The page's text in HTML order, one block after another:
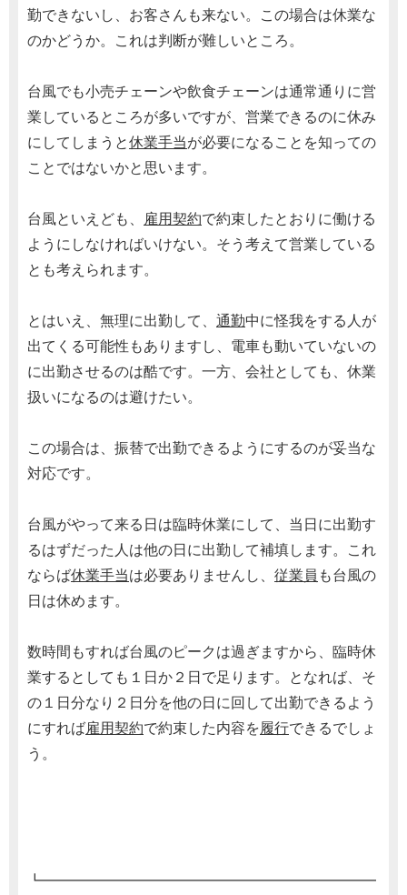
勤できないし、お客さんも来ない。この場合は休業な
のかどうか。これは判断が難しいところ。
台風でも小売チェーンや飲食チェーンは通常通りに営
業しているところが多いですが、営業できるのに休み
にしてしまうと休業手当が必要になることを知っての
ことではないかと思います。
台風といえども、 雇用契約で約束したとおりに働ける
ようにしなければいけない。そう考えて営業している
とも考えられます。
とはいえ、無理に出勤して、 通勤中に怪我をする人が
出てくる可能性もありますし、電車も動いていないの
に出勤させるのは酷です。一方、会社としても、休業
扱いになるのは避けたい。
この場合は、振替で出勤できるようにするのが妥当な
対応です。
台風がやって来る日は臨時休業にして、当日に出勤す
るはずだった人は他の日に出勤して補填します。これ
ならば休業手当は必要ありませんし、 従業員 も台風の
日は休めます。
数時間もすれば台風のピークは過ぎますから、臨時休
業するとしても１日か２日で足ります。となれば、そ
の１日分なり２日分を他の日に回して出勤できるよう
にすれば雇用契約で約束した内容を履行できるでしょ
う。
┗━━━━━━━━━━━━━━━━━━━━━━━